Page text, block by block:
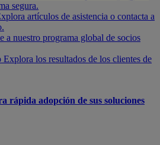
segura.
artículos de asistencia o contacta a
a nuestro programa global de socios
Explora los resultados de los clientes de
rápida adopción de sus soluciones